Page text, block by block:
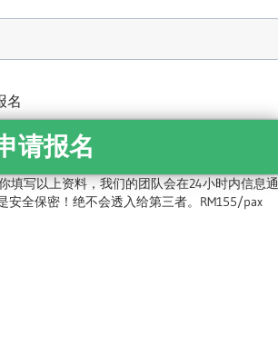
名
请报名
填写以上资料，我们的团队会在24小时内信息通
安全保密！绝不会透入给第三者。RM155/pax